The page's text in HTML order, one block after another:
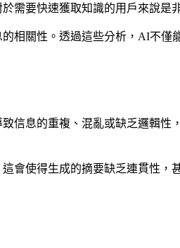
需要快速獲取知識的用戶來說是
相關性。透過這些分析，AI不
信息的重複、混亂或缺乏邏輯
會使得生成的摘要缺乏連貫性